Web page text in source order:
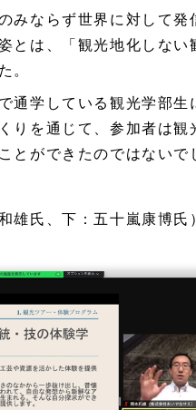
みならず世界に対して
とは、「観光地化しな
。
通学している観光学部
りを通じて、参加者は
とができたのではないで
雄氏、下：五十嵐康博氏）